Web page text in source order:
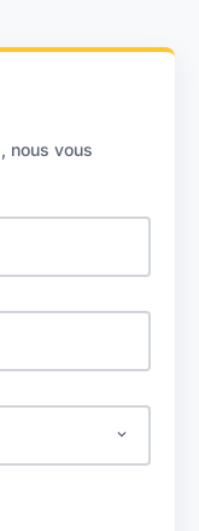
nous vous